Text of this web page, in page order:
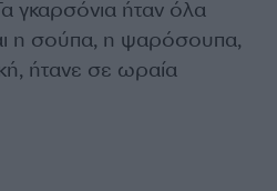
γκαρσόνια ήταν όλα
η σούπα, η ψαρόσουπα,
ήτανε σε ωραία